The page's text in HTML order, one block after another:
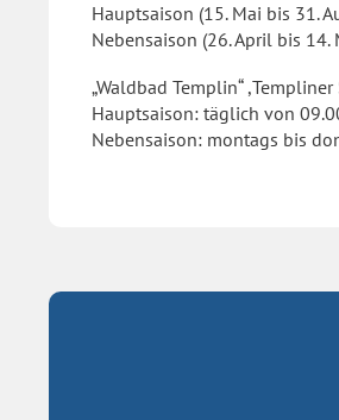
Hauptsaison (15. Mai bis 31.
Nebensaison (26. April bis
„Waldbad Templin“
Hauptsaison: täglich von
Nebensaison: montags bis